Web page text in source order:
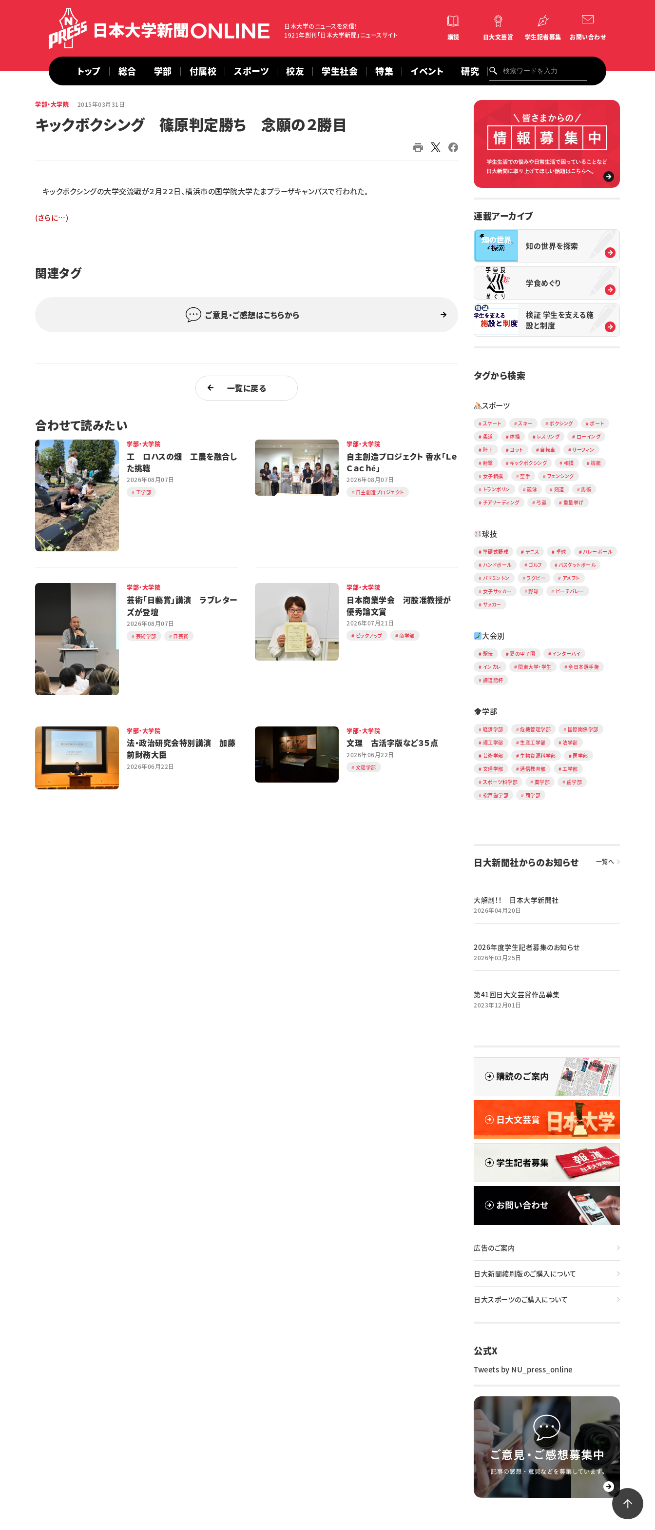
日本大学のニュースを発信！
1921年創刊「日本大学新聞」ニュースサイト
購読 日大文芸賞 学生記者募集 お問い合わせ
トップ 総合 学部 付属校 スポーツ 校友 学生社会 特集 イベント 研究
学部・大学院 2015年03月31日
キックボクシング 篠原判定勝ち 念願の２勝目
キックボクシングの大学交流戦が２月２２日、横浜市の国学院大学たまプラーザキャンパスで行われた。
(さらに…)
関連タグ
ご意見・ご感想はこちらから
一覧に戻る
合わせて読みたい
学部・大学院
工 ロハスの畑 工農を融合し
た挑戦
2026年08月07日
工学部
学部・大学院
自主創造プロジェクト 香水「Ｌｅ
Ｃａｃｈé」
2026年08月07日
自主創造プロジェクト
学部・大学院
芸術「日藝賞」講演 ラブレター
ズが登壇
2026年08月07日
芸術学部 日芸賞
学部・大学院
日本商業学会 河股准教授が
優秀論文賞
2026年07月21日
ピックアップ 商学部
学部・大学院
法・政治研究会特別講演 加藤
前財務大臣
2026年06月22日
学部・大学院
文理 古活字版など３５点
2026年06月22日
文理学部
連載アーカイブ
知の世界を探索
学食めぐり
検証 学生を支える施
設と制度
タグから検索
スポーツ
スケート スキー ボクシング
ボート
柔道
体操 レスリング
ローイング
陸上
ヨット 自転車
サーフィン
射撃
キックボクシング 相撲
端艇
女子相撲
空手
フェンシング
トランポリン
競泳 剣道
馬術
チアリーディング
弓道 重量挙げ
球技
準硬式野球 テニス 卓球
バレーボール
ハンドボール
ゴルフ
バスケットボール
バドミントン
ラグビー
アメフト
女子サッカー
野球
ビーチバレー
サッカー
大会別
駅伝 夏の甲子園
インターハイ
インカレ
関東大学・学生
全日本選手権
講道館杯
学部
経済学部 危機管理学部
国際関係学部
理工学部
生産工学部
法学部
芸術学部
生物資源科学部
医学部
文理学部
通信教育部
工学部
スポーツ科学部
薬学部
歯学部
松戸歯学部
商学部
日大新聞社からのお知らせ 一覧へ
大解剖！！ 日本大学新聞社
2026年04月20日
2026年度学生記者募集のお知らせ
2026年03月25日
第41回日大文芸賞作品募集
2023年12月01日
広告のご案内
日大新聞縮刷版のご購入について
日大スポーツのご購入について
公式X
Tweets by NU_press_online